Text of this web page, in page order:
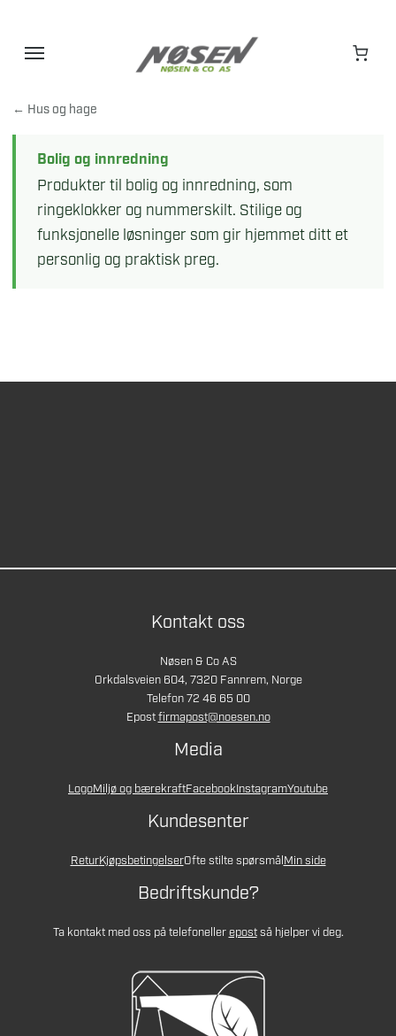
← Hus og hage
Bolig og innredning
Produkter til bolig og innredning, som
ringeklokker og nummerskilt. Stilige og
funksjonelle løsninger som gir hjemmet ditt et
personlig og praktisk preg.
Kontakt oss
Nøsen & Co AS
Orkdalsveien 604, 7320 Fannrem, Norge
Telefon 72 46 65 00
Epostfirmapost@noesen.no
Media
LogoMiljø og bærekraftFacebookInstagramYoutube
Kundesenter
ReturKjøpsbetingelserOfte stilte spørsmålMin side
Bedriftskunde?
Ta kontakt med oss på telefonellerepostså hjelper vi deg.